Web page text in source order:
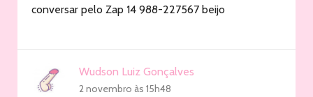
conversar pelo Zap 14 988-227567 beijo
Wudson Luiz Gonçalves
2 novembro às 15h48